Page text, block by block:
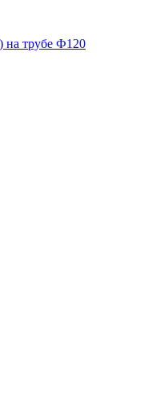
на трубе Ф120